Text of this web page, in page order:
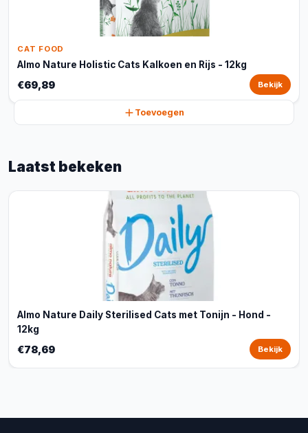
CAT FOOD
Almo Nature Holistic Cats Kalkoen en Rijs - 12kg
€69,89 Bekijk
Toevoegen
Laatst bekeken
Almo Nature Daily Sterilised Cats met Tonijn - Hond -
12kg
€78,69 Bekijk